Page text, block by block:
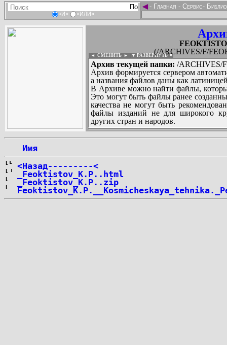
«И» «ИЛИ»
◄- Главная - Сервис-
(/ARCHIVES/F/
◄ СМЕНИТЬ ► ▼ РАЗВЕРНУТЬ ▼
Архив текущей папки: /ARCHIVES/
Архив формируется сервером
а названия файлов даны как
В Архиве можно найти файлы,
Это могут быть файлы ранее
качества не могут быть
файлы изданий не для широкого
других стран и народов.
Имя
<Назад---------<
_Feoktistov_K.P..html
_Feoktistov_K.P..zip